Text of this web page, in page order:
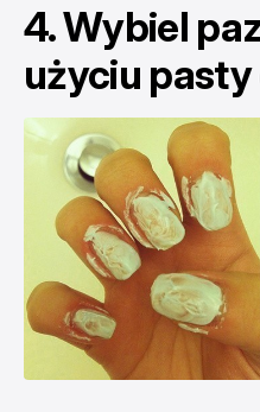
4. Wybiel
użyciu